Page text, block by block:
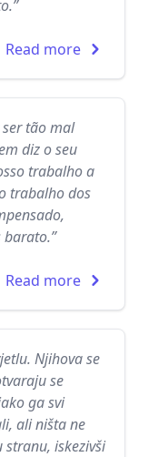
Read more
tão mal
diz o seu
trabalho a
trabalho dos
Read more
Njihova se
se
ga svi
ali ništa ne
iskezivši